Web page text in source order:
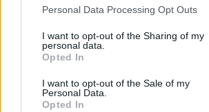
Please note that this website/app uses one
not limited to your visit or usage behaviour.
grant or deny consent to Google and its
use your data for below specified purposes
consent section.
Personal Data Processing Opt Outs
I want to opt-out of the Sharing of my
personal data.
Opted In
I want to opt-out of the Sale of my
Personal Data.
Opted In
και 68% η
και ηΣκόπελος
«Το μοντέλο του τουρισμού αλλάζει
Ευρωπαϊκών χωρών του Νότου όπως
Ιταλία και Γαλλία όπου